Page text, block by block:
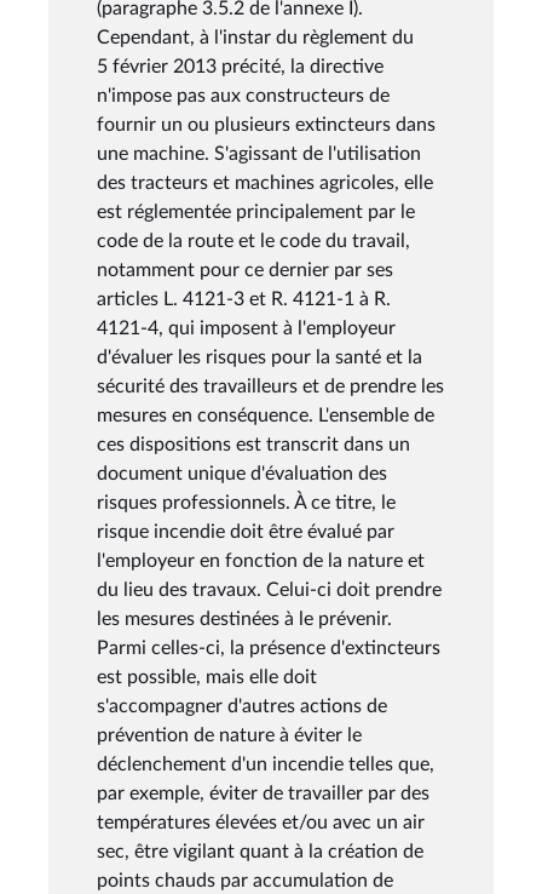
(paragraphe 3.5.2 de l'annexe I).
Cependant, à l'instar du règlement du
5 février 2013 précité, la directive
n'impose pas aux constructeurs de
fournir un ou plusieurs extincteurs dans
une machine. S'agissant de l'utilisation
des tracteurs et machines agricoles, elle
est réglementée principalement par le
code de la route et le code du travail,
notamment pour ce dernier par ses
articles L. 4121-3 et R. 4121-1 à R.
4121-4, qui imposent à l'employeur
d'évaluer les risques pour la santé et la
sécurité des travailleurs et de prendre les
mesures en conséquence. L'ensemble de
ces dispositions est transcrit dans un
document unique d'évaluation des
risques professionnels. À ce titre, le
risque incendie doit être évalué par
l'employeur en fonction de la nature et
du lieu des travaux. Celui-ci doit prendre
les mesures destinées à le prévenir.
Parmi celles-ci, la présence d'extincteurs
est possible, mais elle doit
s'accompagner d'autres actions de
prévention de nature à éviter le
déclenchement d'un incendie telles que,
par exemple, éviter de travailler par des
températures élevées et/ou avec un air
sec, être vigilant quant à la création de
points chauds par accumulation de